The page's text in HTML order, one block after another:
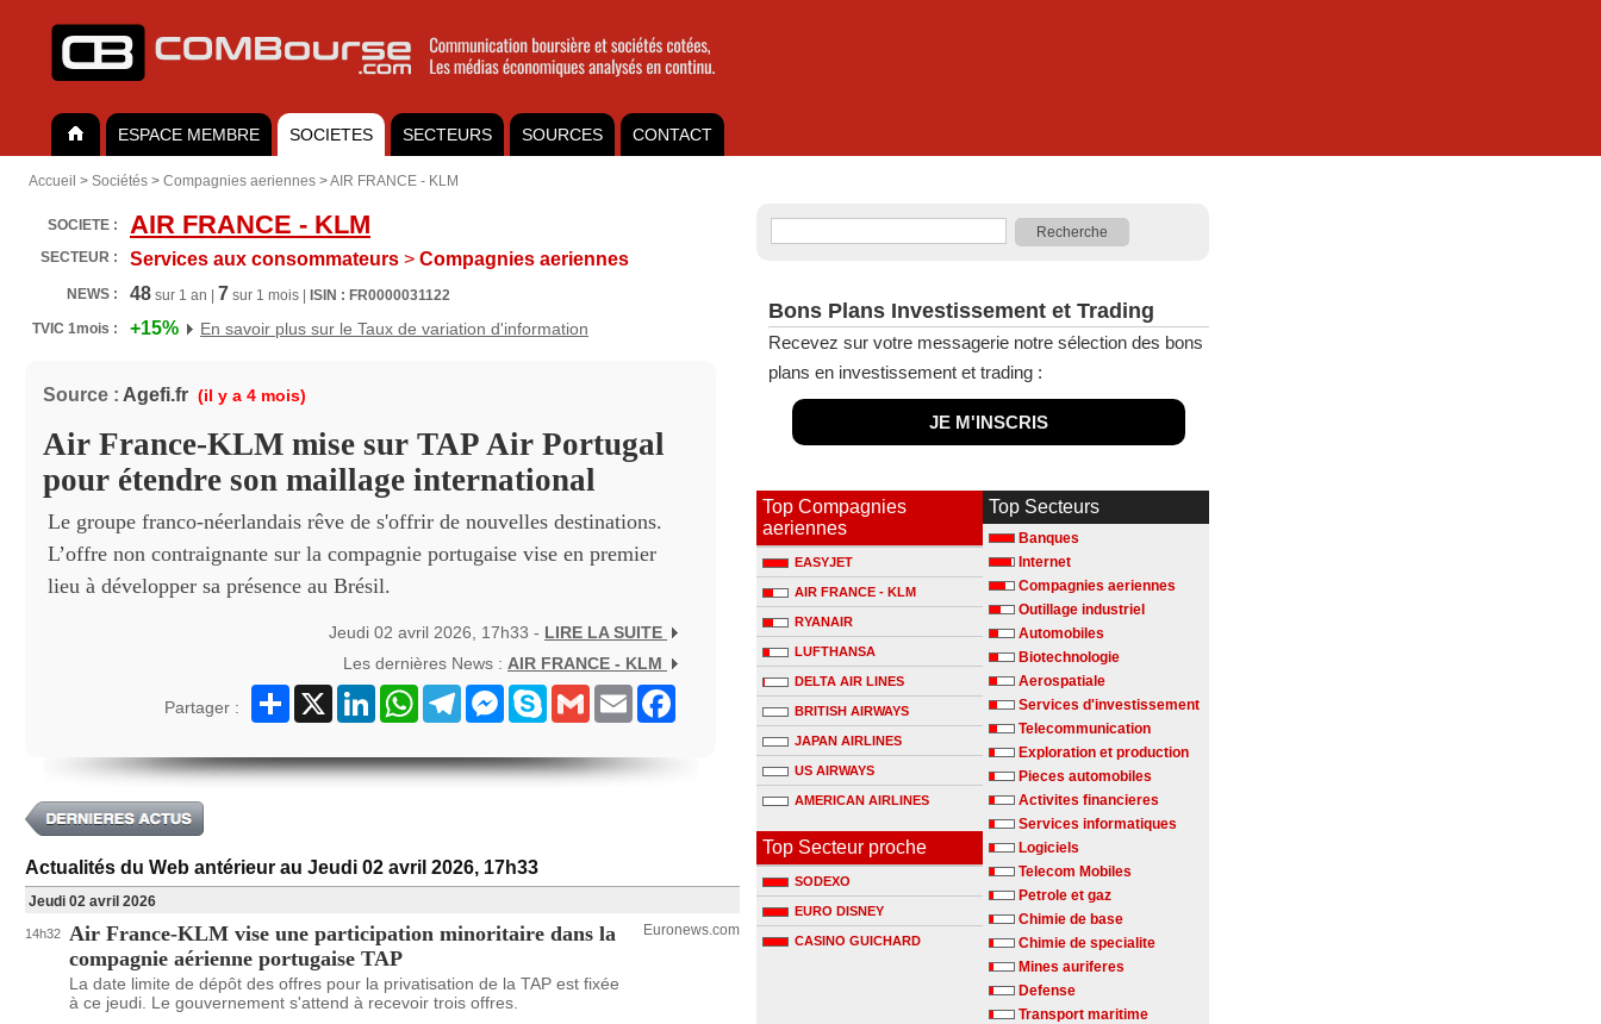
ESPACE MEMBRE SOCIETES SECTEURS SOURCES CONTACT
Accueil > Sociétés > Compagnies aeriennes >AIR FRANCE - KLM
SOCIETE : AIR FRANCE - KLM
SECTEUR : Services aux consommateurs > Compagnies aeriennes
NEWS : 48 sur 1 an | 7 sur 1 mois |
ISIN : FR0000031122
TVIC 1mois :
+15% En savoir plus sur le Taux de variation d'information
Source : Agefi.fr (il y a 4 mois)
Air France-KLM mise sur TAP Air Portugal
pour étendre son maillage international
Le groupe franco-néerlandais rêve de s'offrir de nouvelles destinations.
L’offre non contraignante sur la compagnie portugaise vise en premier
lieu à développer sa présence au Brésil.
Jeudi 02 avril 2026, 17h33 - LIRE LA SUITE
Les dernières News : AIR FRANCE - KLM
Partager :
Partager
X LinkedInWhatsAppTelegramMessenger
Skype Gmail Email
Actualités du Web antérieur au Jeudi 02 avril 2026, 17h33
Jeudi 02 avril 2026
14h32 Air France-KLM vise une participation minoritaire dans la
compagnie aérienne portugaise TAP
La date limite de dépôt des offres pour la privatisation de la TAP est fixée
à ce jeudi. Le gouvernement s'attend à recevoir trois offres.
Euronews.com
Bons Plans Investissement et Trading
Recevez sur votre messagerie notre sélection des bons
plans en investissement et trading :
JE M'INSCRIS
Top Compagnies
aeriennes
EASYJET
AIR FRANCE - KLM
RYANAIR
LUFTHANSA
DELTA AIR LINES
BRITISH AIRWAYS
JAPAN AIRLINES
US AIRWAYS
AMERICAN AIRLINES
Top Secteur proche
SODEXO
EURO DISNEY
CASINO GUICHARD
Top Secteurs
Banques
Internet
Compagnies aeriennes
Outillage industriel
Automobiles
Biotechnologie
Aerospatiale
Services d'investissement
Telecommunication
Exploration et production
Pieces automobiles
Activites financieres
Services informatiques
Logiciels
Telecom Mobiles
Petrole et gaz
Chimie de base
Chimie de specialite
Mines auriferes
Defense
Transport maritime